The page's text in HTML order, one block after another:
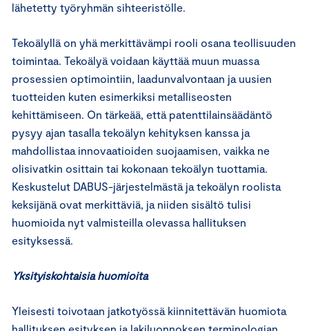
lähetetty työryhmän sihteeristölle.
Tekoälyllä on yhä merkittävämpi rooli osana teollisuuden
toimintaa. Tekoälyä voidaan käyttää muun muassa
prosessien optimointiin, laadunvalvontaan ja uusien
tuotteiden kuten esimerkiksi metalliseosten
kehittämiseen. On tärkeää, että patenttilainsäädäntö
pysyy ajan tasalla tekoälyn kehityksen kanssa ja
mahdollistaa innovaatioiden suojaamisen, vaikka ne
olisivatkin osittain tai kokonaan tekoälyn tuottamia.
Keskustelut DABUS-järjestelmästä ja tekoälyn roolista
keksijänä ovat merkittäviä, ja niiden sisältö tulisi
huomioida nyt valmisteilla olevassa hallituksen
esityksessä.
Yksityiskohtaisia huomioita
Yleisesti toivotaan jatkotyössä kiinnitettävän huomiota